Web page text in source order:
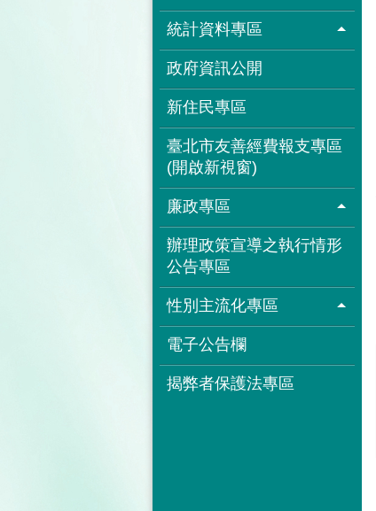
統計資料專區
政府資訊公開
新住民專區
臺北市友善經費報支專區
(開啟新視窗)
廉政專區
辦理政策宣導之執行情形
公告專區
性別主流化專區
電子公告欄
揭弊者保護法專區